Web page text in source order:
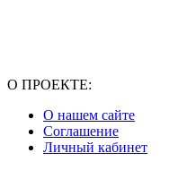
О ПРОЕКТЕ:
О нашем сайте
Соглашение
Личный кабинет